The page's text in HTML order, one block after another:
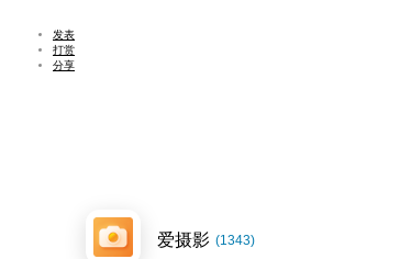
发表
打赏
分享
爱摄影 (1343)